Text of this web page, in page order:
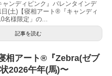
ンディピンク』バレンタインデ
日(土)【寝相アート®︎『キャンディ
名様限定」の...
記事を読む
相アート®︎『Zebra(ゼブ
2026午年(馬)〜